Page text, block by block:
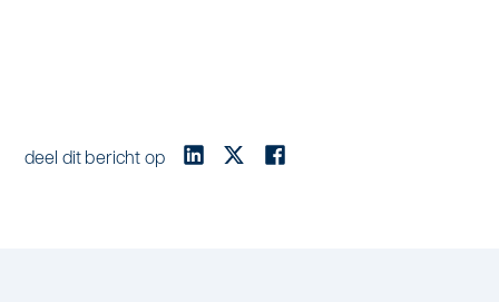
deel dit bericht op